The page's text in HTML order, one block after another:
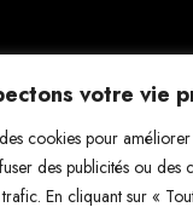
votre vie
cookies pour
des publicités ou des
En cliquant sur «